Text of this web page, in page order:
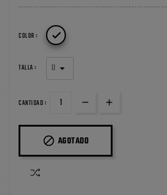
COLOR : 
TALLA :
CANTIDAD :
 AGOTADO